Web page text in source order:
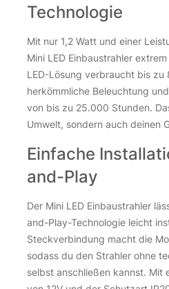
Technologie
Mit nur 1,2 Watt und einer
Mini LED Einbaustrahler
LED-Lösung verbraucht bis zu
herkömmliche Beleuchtung
von bis zu 25.000 Stunden.
Umwelt, sondern auch deinen
Einfache
and-Play
Der Mini LED Einbaustrahler
and-Play-Technologie leicht
Steckverbindung macht die
sodass du den Strahler ohne
selbst anschließen kannst. Mit